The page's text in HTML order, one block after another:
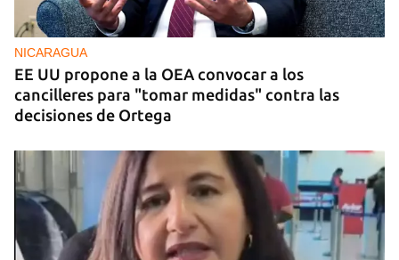
NICARAGUA
EE UU propone a la OEA convocar a los
cancilleres para "tomar medidas" contra las
decisiones de Ortega